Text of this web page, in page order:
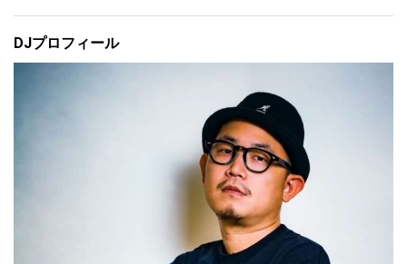
10. Then Leave (feat. Queendome Come) - Be
11. Pop Music - 2 Chainz ft Moneybagg Yo
12. Thick (Remix) - DJ Chose ft Megan Thee
13. Big Booty (feat. DJ Chose) - Hd4presid
DJプロフィール